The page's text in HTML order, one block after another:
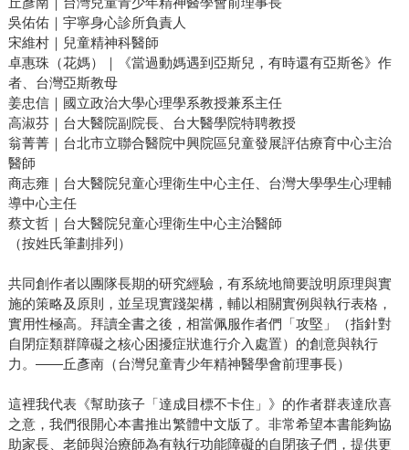
吳佑佑｜宇寧身心診所負責人
宋維村｜兒童精神科醫師
卓惠珠（花媽）｜《當過動媽遇到亞斯兒，有時還有亞斯爸》作
者、台灣亞斯教母
姜忠信｜國立政治大學心理學系教授兼系主任
高淑芬｜台大醫院副院長、台大醫學院特聘教授
翁菁菁｜台北市立聯合醫院中興院區兒童發展評估療育中心主治
醫師
商志雍｜台大醫院兒童心理衛生中心主任、台灣大學學生心理輔
導中心主任
蔡文哲｜台大醫院兒童心理衛生中心主治醫師
（按姓氏筆劃排列）
共同創作者以團隊長期的研究經驗，有系統地簡要說明原理與實
施的策略及原則，並呈現實踐架構，輔以相關實例與執行表格，
實用性極高。拜讀全書之後，相當佩服作者們「攻堅」（指針對
自閉症類群障礙之核心困擾症狀進行介入處置）的創意與執行
力。——丘彥南（台灣兒童青少年精神醫學會前理事長）
這裡我代表《幫助孩子「達成目標不卡住」》的作者群表達欣喜
之意，我們很開心本書推出繁體中文版了。非常希望本書能夠協
助家長、老師與治療師為有執行功能障礙的自閉孩子們，提供更